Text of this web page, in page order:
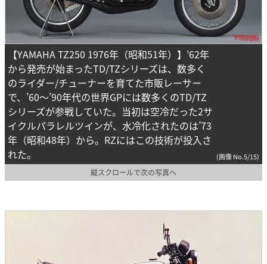
【YAMAHA TZ250 1976年（昭和51年）】’62年
から発売が始まったTD/TZシリーズは、数多く
のライダー/チューナーを育てた市販レーサー
で、’60～’90年代の世界GPには数多くのTD/TZ
シリーズが参戦していた。当初は空冷だった2サ
イクルパラレルツインが、水冷化されたのは’73
年（昭和48年）から。RZにはこの技術が投入さ
れた。
(画像 No.5/15)
縦スクロールで次の写真へ